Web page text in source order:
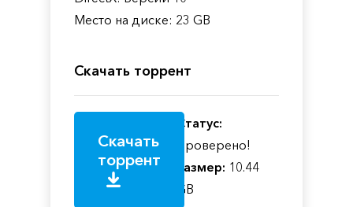
Место на диске: 23 GB
Скачать торрент
Скачать
торрент
Статус:
Проверено!
Размер: 10.44
GB